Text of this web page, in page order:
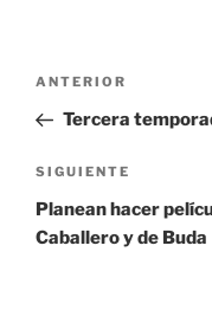
Navegación
entradas
Entrada
anterior:
ANTERIOR
Tercera
Siguiente
entrada
SIGUIENTE
Planean hacer
Caballero y de Buda